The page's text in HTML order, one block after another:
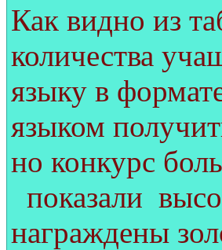
Как видно из
количества
языку в
языком
но конкурс
показали
награждены